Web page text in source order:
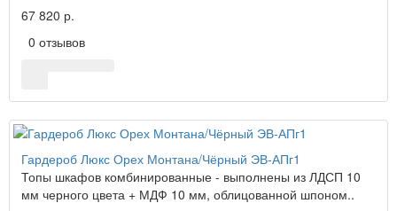
67 820 р.
0 отзывов
Гардероб Люкс Орех Монтана/Чёрный ЭВ-АПг1
Топы шкафов комбинированные - выполнены из ЛДСП 10
мм черного цвета + МДФ 10 мм, облицованной шпоном..